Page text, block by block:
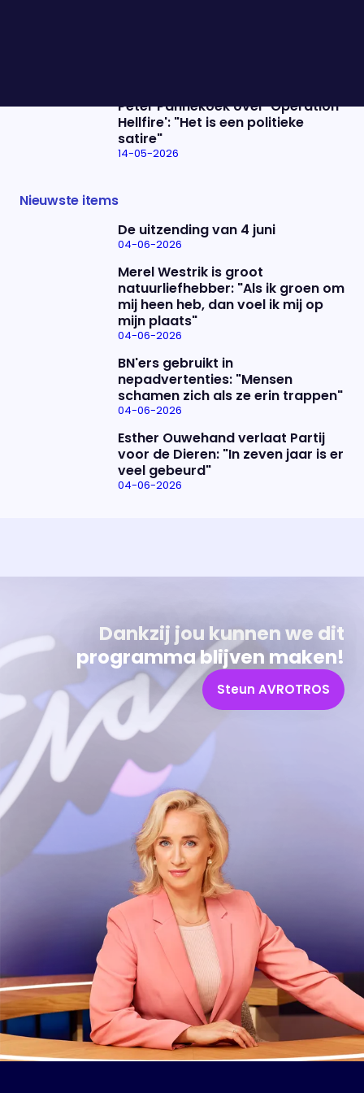
Peter Pannekoek over 'Operation
Hellfire': "Het is een politieke
satire"
14-05-2026
Nieuwste items
De uitzending van 4 juni
04-06-2026
Merel Westrik is groot
natuurliefhebber: "Als ik groen om
mij heen heb, dan voel ik mij op
mijn plaats"
04-06-2026
BN'ers gebruikt in
nepadvertenties: "Mensen
schamen zich als ze erin trappen"
04-06-2026
Esther Ouwehand verlaat Partij
voor de Dieren: "In zeven jaar is er
veel gebeurd"
04-06-2026
Dankzij jou kunnen we dit
programma blijven maken!
Steun AVROTROS